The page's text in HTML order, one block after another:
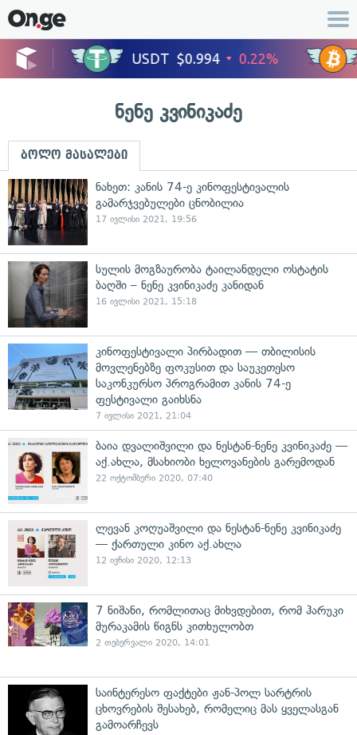
ნენე კვინიკაძე
ბოლო მასალები
ნახეთ: კანის 74-ე კინოფესტივალის
გამარჯვებულები ცნობილია
17 ივლისი 2021, 19:56
სულის მოგზაურობა ტაილანდელი ოსტატის
ბაღში – ნენე კვინიკაძე კანიდან
16 ივლისი 2021, 15:18
კინოფესტივალი პირბადით — თბილისის
მოვლენებზე ფოკუსით და საუკეთესო
საკონკურსო პროგრამით კანის 74-ე
ფესტივალი გაიხსნა
7 ივლისი 2021, 21:04
ბაია დვალიშვილი და ნესტან-ნენე კვინიკაძე —
აქ.ახლა, მსახიობი ხელოვანების გარემოდან
22 ოქტომბერი 2020, 07:40
ლევან კოღუაშვილი და ნესტან-ნენე კვინიკაძე
— ქართული კინო აქ.ახლა
12 ივნისი 2020, 12:13
7 ნიშანი, რომლითაც მიხვდებით, რომ ჰარუკი
მურაკამის წიგნს კითხულობთ
2 თებერვალი 2020, 14:01
საინტერესო ფაქტები ჟან-პოლ სარტრის
ცხოვრების შესახებ, რომელიც მას ყველასგან
გამოარჩევს